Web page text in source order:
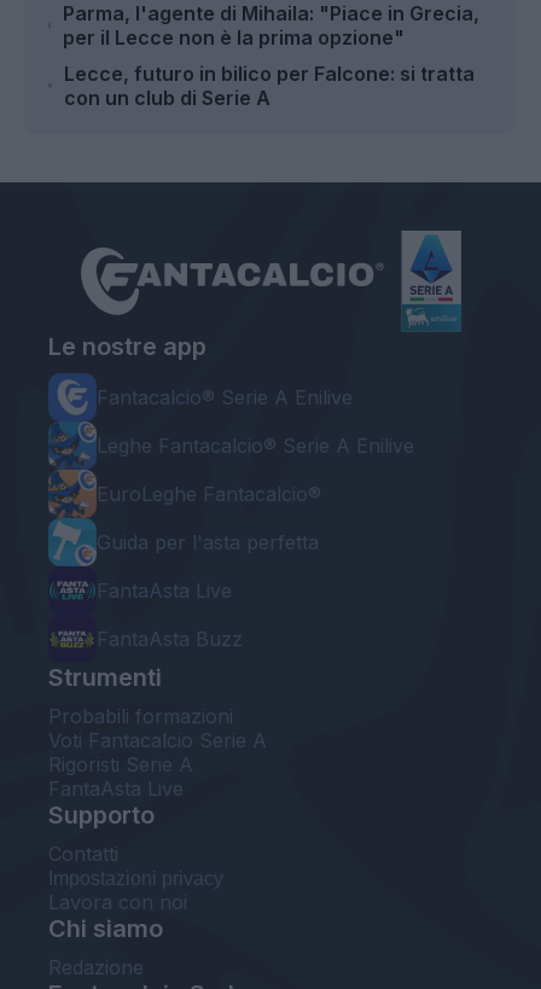
Parma, l'agente di Mihaila: "Piace in Grecia,
per il Lecce non è la prima opzione"
Lecce, futuro in bilico per Falcone: si tratta
con un club di Serie A
Le nostre app
Fantacalcio® Serie A Enilive
Leghe Fantacalcio® Serie A Enilive
EuroLeghe Fantacalcio®
Guida per l'asta perfetta
FantaAsta Live
FantaAsta Buzz
Strumenti
Probabili formazioni
Voti Fantacalcio Serie A
Rigoristi Serie A
FantaAsta Live
Supporto
Contatti
Impostazioni privacy
Lavora con noi
Chi siamo
Redazione